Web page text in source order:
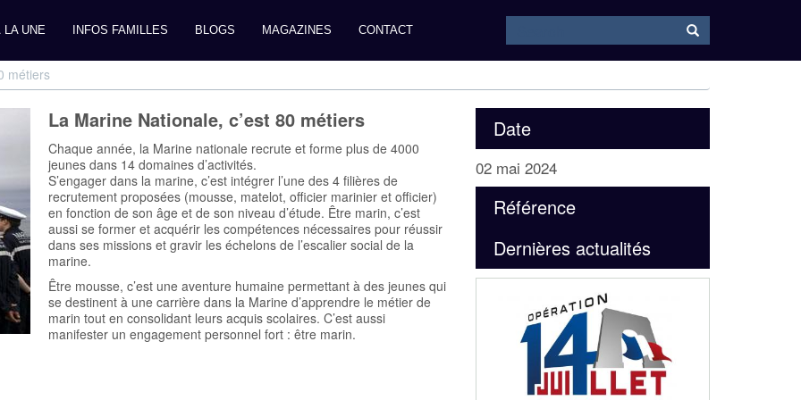
LA UNE INFOS FAMILLES BLOGS MAGAZINES CONTACT Search
métiers
La Marine Nationale, c’est 80 métiers
Chaque année, la Marine nationale recrute et forme plus de 4000
jeunes dans 14 domaines d’activités.
S’engager dans la marine, c’est intégrer l’une des 4 filières de
recrutement proposées (mousse, matelot, officier marinier et officier)
en fonction de son âge et de son niveau d’étude. Être marin, c’est
aussi se former et acquérir les compétences nécessaires pour réussir
dans ses missions et gravir les échelons de l’escalier social de la
marine.
Être mousse, c’est une aventure humaine permettant à des jeunes qui
se destinent à une carrière dans la Marine d’apprendre le métier de
marin tout en consolidant leurs acquis scolaires. C’est aussi
manifester un engagement personnel fort : être marin.
Date
02 mai 2024
Référence
Dernières actualités